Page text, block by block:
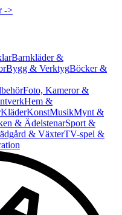
->
Barnkläder &
Bygg & VerktygBöcker &
Foto, Kameror &
Hem &
KläderKonstMusikMynt &
& ÄdelstenarSport &
& VäxterTV-spel &